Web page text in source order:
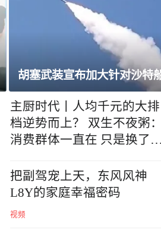
不满坡度与外观，特朗普命
主厨时代丨人均千元的大排
档逆势而上？ 双生不夜粥：
消费群体一直在 只是换了个
把副驾宠上天，东风风神
L8Y的家庭幸福密码
视频